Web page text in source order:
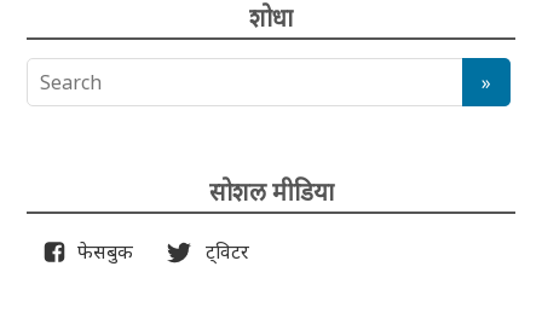
शोधा
सोशल मीडिया
फेसबुक ट्विटर